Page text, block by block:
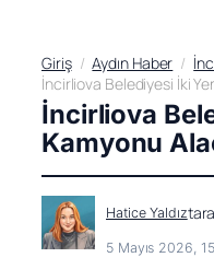
Giriş Aydın Haber
İncirliova Belediyesi İki
İncirliova
Kamyonu
Hatice Yaldız
5 Mayıs 2026,